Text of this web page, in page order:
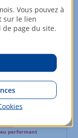
performant
Vous pouvez à
sur le lien
de page du site.